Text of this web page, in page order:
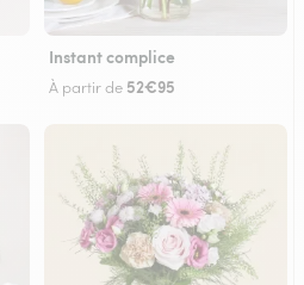
Instant complice
À partir de 52€95